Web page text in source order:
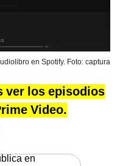
en Spotify. Foto: captura
ver los episodios
Video.
en